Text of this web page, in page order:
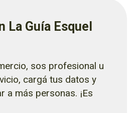
La Guía Esquel
sos profesional u
cargá tus datos y
a más personas. ¡Es